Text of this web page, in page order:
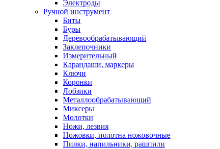
Электроды
Ручной инструмент
Биты
Буры
Деревообрабатывающий
Заклепочники
Измерительный
Карандаши, маркеры
Ключи
Коронки
Лобзики
Металлообрабатывающий
Миксеры
Молотки
Ножи, лезвия
Ножовки, полотна ножовочные
Пилки, напильники, рашпили